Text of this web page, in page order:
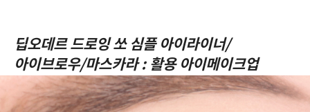
딥오데르 드로잉 쏘 심플 아이라이너/
아이브로우/마스카라 : 활용 아이메이크업